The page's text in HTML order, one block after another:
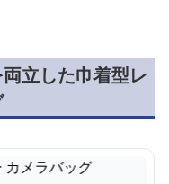
立した巾着型レ